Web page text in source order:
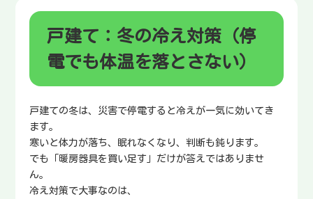
戸建て：冬の冷え対策（停
電でも体温を落とさない）
戸建ての冬は、災害で停電すると冷えが一気に効いてき
ます。
寒いと体力が落ち、眠れなくなり、判断も鈍ります。
でも「暖房器具を買い足す」だけが答えではありませ
ん。
冷え対策で大事なのは、